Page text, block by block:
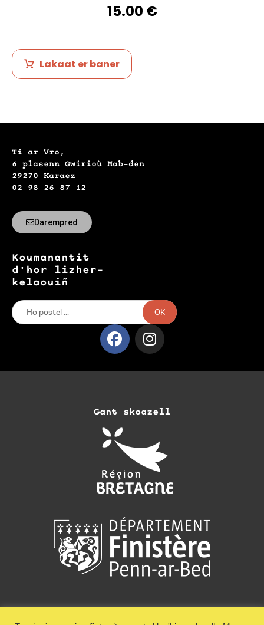
15.00 €
Lakaat er baner
Ti ar Vro,
6 plasenn Gwirioù Mab-den
29270 Karaez
02 98 26 87 12
Darempred
Koumanantit
d'hor lizher-
kelaouiñ
OK
Gant skoazell